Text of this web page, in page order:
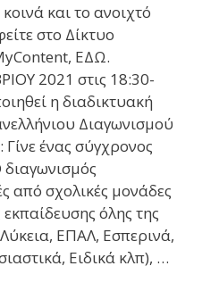
και το ανοιχτό
στο Δίκτυο
ΕΔΩ.
2021 στις 18:30-
η διαδικτυακή
Διαγωνισμού
ένας σύγχρονος
διαγωνισμός
από σχολικές μονάδες
όλης της
ΕΠΑΛ, Εσπερινά,
Ειδικά κλπ), …